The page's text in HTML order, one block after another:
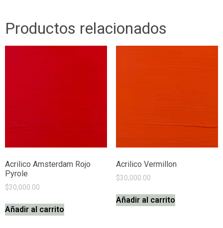
Productos relacionados
Acrilico Amsterdam Rojo
Pyrole
$30,000.00
Añadir al carrito
Acrilico Vermillon
$30,000.00
Añadir al carrito